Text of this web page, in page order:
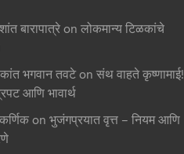
बारापात्रेon लोकमान्य टिळकांचे
भगवान तवटेon संथ वाहते कृष्णामाई!
आणि भावार्थ
on भुजंगप्रयात वृत्त – नियम आणि